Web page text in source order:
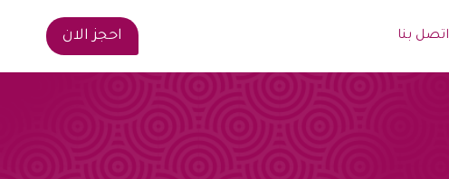
اتصل بنا احجز الان